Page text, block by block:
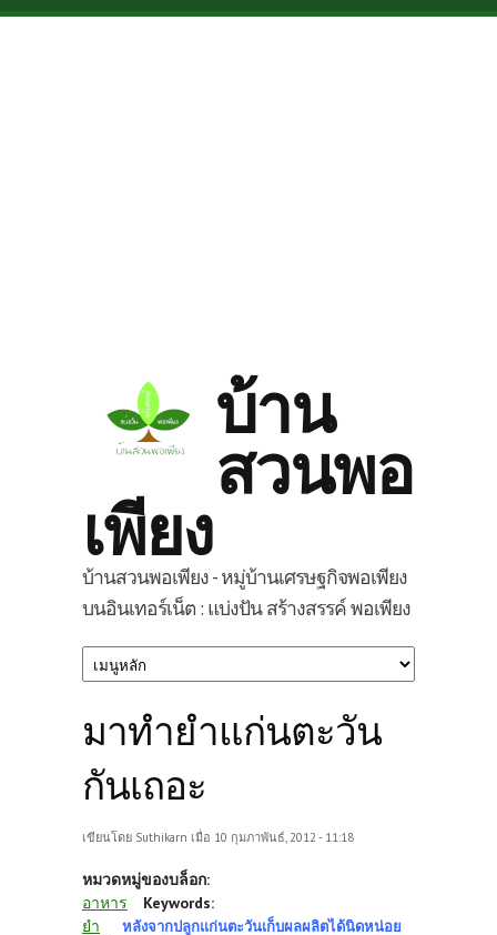
Skip to main content
บ้าน
สวนพอ
เพียง
บ้านสวนพอเพียง - หมู่บ้านเศรษฐกิจพอเพียง
บนอินเทอร์เน็ต : แบ่งปัน สร้างสรรค์ พอเพียง
มาทำยำแก่นตะวัน
กันเถอะ
เขียนโดย Suthikarn เมื่อ 10 กุมภาพันธ์, 2012 - 11:18
หมวดหมู่ของบล็อก:
อาหาร
Keywords:
ยำ
หลังจากปลูกแก่นตะวันเก็บผลผลิตได้นิดหน่อย